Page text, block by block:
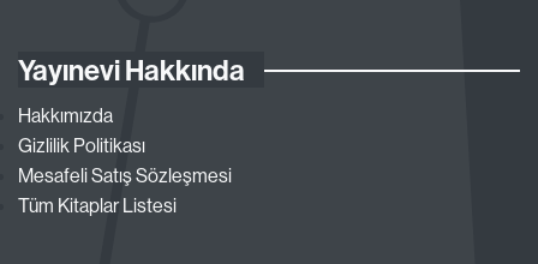
Yayınevi Hakkında
Hakkımızda
Gizlilik Politikası
Mesafeli Satış Sözleşmesi
Tüm Kitaplar Listesi